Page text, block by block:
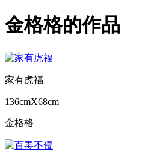
金格格的作品
家有虎福
136cmX68cm
金格格